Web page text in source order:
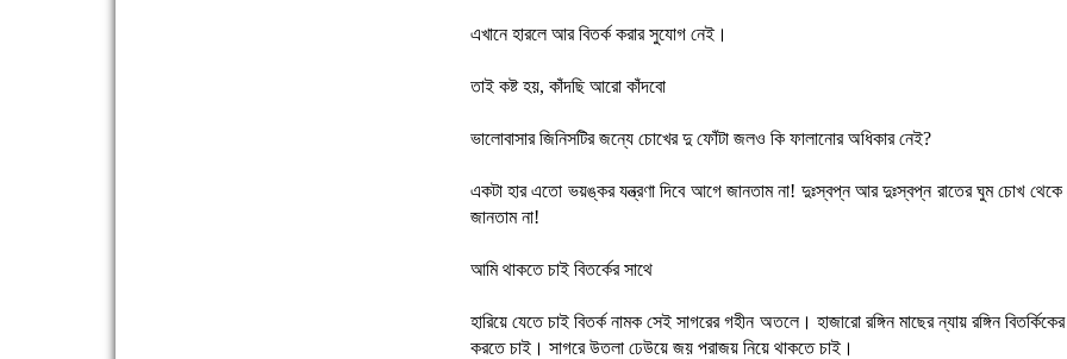
এখানে হারলে আর বিতর্ক করার সুযোগ নেই।
তাই কষ্ট হয়, কাঁদছি আরো কাঁদবো
ভালোবাসার জিনিসটির জন্যে চোখের দু ফোঁটা জলও কি ফালানোর অধিকার নেই?
একটা হার এতো ভয়ঙ্কর যন্ত্রণা দিবে আগে জানতাম না! দুঃস্বপ্ন আর দুঃস্বপ্ন রাতের ঘুম চোখ থেকে
জানতাম না!
আমি থাকতে চাই বিতর্কের সাথে
হারিয়ে যেতে চাই বিতর্ক নামক সেই সাগরের গহীন অতলে। হাজারো রঙ্গিন মাছের ন্যায় রঙ্গিন
করতে চাই। সাগরে উতলা ঢেউয়ে জয় পরাজয় নিয়ে থাকতে চাই।